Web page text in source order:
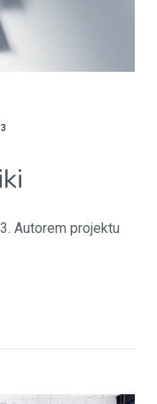
Autorem projektu